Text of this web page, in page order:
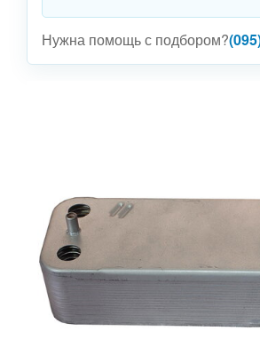
Нужна помощь с подбором?